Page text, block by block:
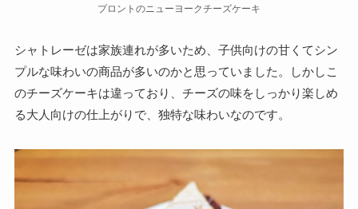
プロントのニューヨークチーズケーキ
シャトレーゼは家族連れが多いため、子供向けの甘くてシン
プルな味わいの商品が多いのかと思っていました。しかしこ
のチーズケーキは違っており、チーズの味をしっかり楽しめ
る大人向けの仕上がりで、独特な味わいなのです。